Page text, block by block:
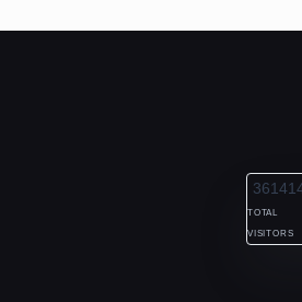
TOTAL
VISITORS